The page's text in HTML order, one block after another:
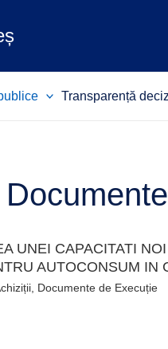
Transparență
UNEI CAPACITATI
AUTOCONSUM IN
Documente de Execuție